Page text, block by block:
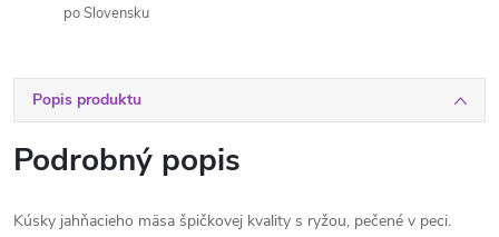
po Slovensku
Popis produktu
Podrobný popis
Kúsky jahňacieho mäsa špičkovej kvality s ryžou, pečené v peci.